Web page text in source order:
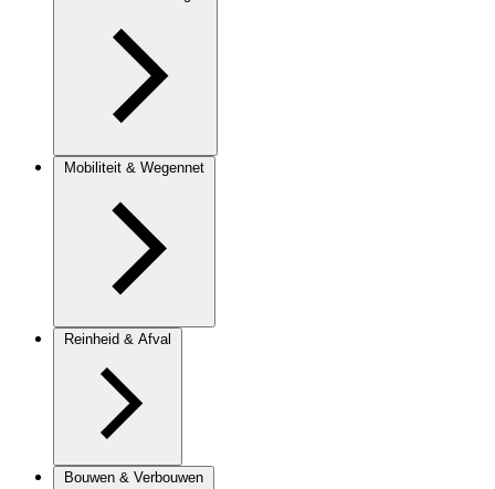
Mobiliteit & Wegennet
Reinheid & Afval
Bouwen & Verbouwen